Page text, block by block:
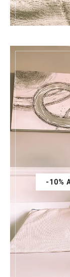
-10%